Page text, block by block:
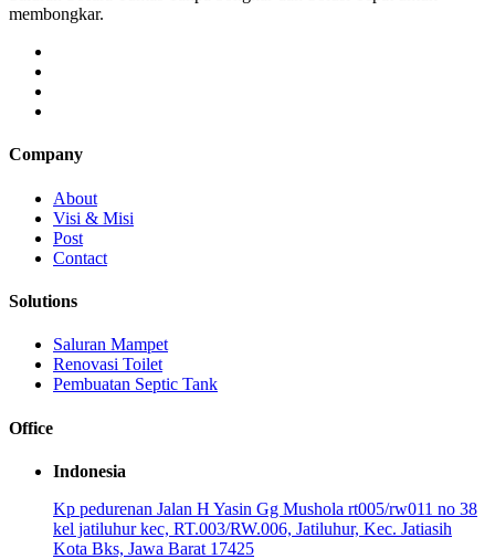
membongkar.
Company
About
Visi & Misi
Post
Contact
Solutions
Saluran Mampet
Renovasi Toilet
Pembuatan Septic Tank
Office
Indonesia
Kp pedurenan Jalan H Yasin Gg Mushola rt005/rw011 no 38
kel jatiluhur kec, RT.003/RW.006, Jatiluhur, Kec. Jatiasih
Kota Bks, Jawa Barat 17425